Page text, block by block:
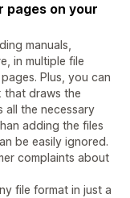
on your
manuals,
in multiple file
Plus, you can
that draws the
all the necessary
adding the files
be easily ignored.
complaints about
file format in just a